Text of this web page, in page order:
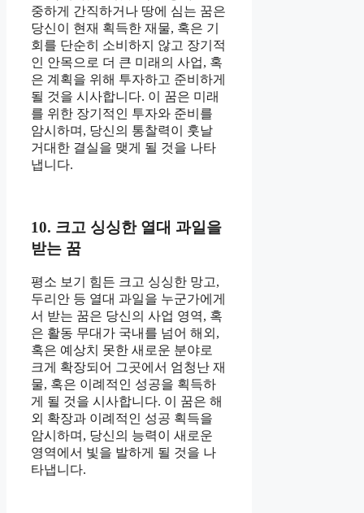
중하게 간직하거나 땅에 심는 꿈은
당신이 현재 획득한 재물, 혹은 기
회를 단순히 소비하지 않고 장기적
인 안목으로 더 큰 미래의 사업, 혹
은 계획을 위해 투자하고 준비하게
될 것을 시사합니다. 이 꿈은 미래
를 위한 장기적인 투자와 준비를
암시하며, 당신의 통찰력이 훗날
거대한 결실을 맺게 될 것을 나타
냅니다.
10. 크고 싱싱한 열대 과일을
받는 꿈
평소 보기 힘든 크고 싱싱한 망고,
두리안 등 열대 과일을 누군가에게
서 받는 꿈은 당신의 사업 영역, 혹
은 활동 무대가 국내를 넘어 해외,
혹은 예상치 못한 새로운 분야로
크게 확장되어 그곳에서 엄청난 재
물, 혹은 이례적인 성공을 획득하
게 될 것을 시사합니다. 이 꿈은 해
외 확장과 이례적인 성공 획득을
암시하며, 당신의 능력이 새로운
영역에서 빛을 발하게 될 것을 나
타냅니다.